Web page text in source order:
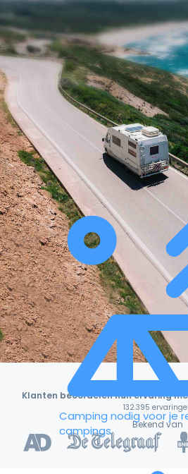
Camping nodig voor je
campings
Klanten beoordelen hun ervaring
132.395
Bekend van